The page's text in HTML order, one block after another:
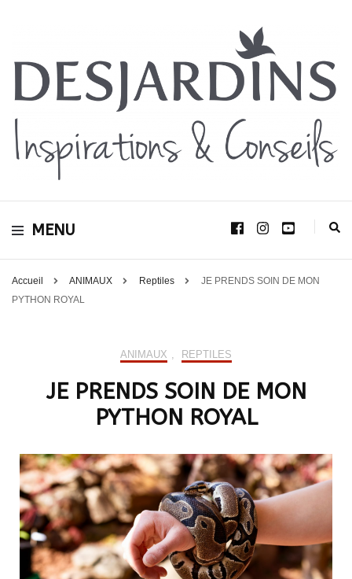
Desjardins
Inspirations &
Conseils
Avec le blog Desjardins, nous avons pour volonté de partager et de transmettre
d’aménagement d’intérieur et d’extérieur.
MENU
Accueil ANIMAUX Reptiles
JE PRENDS SOIN DE MON
PYTHON ROYAL
ANIMAUX , REPTILES
JE PRENDS SOIN DE MON
PYTHON ROYAL